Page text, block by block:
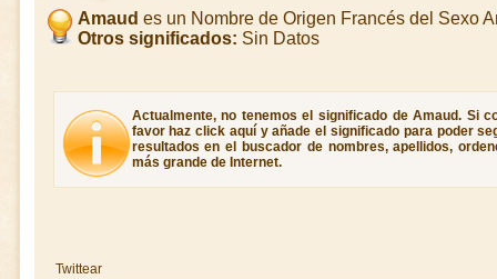
Amaud es un Nombre de Origen Francés del Sexo
Otros significados: Sin Datos
Actualmente, no tenemos el significado de Amaud. Si
favor haz click aquí y añade el significado para poder
resultados en el buscador de nombres, apellidos,
más grande de Internet.
Twittear